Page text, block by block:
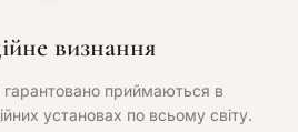
визнання
приймаються в
установах по всьому світу.